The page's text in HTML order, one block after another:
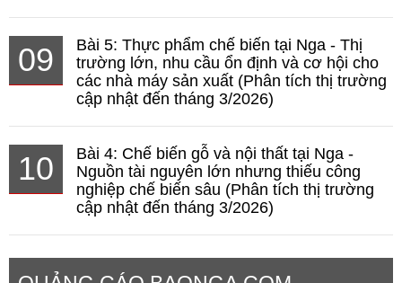
09
Bài 5: Thực phẩm chế biến tại Nga - Thị
trường lớn, nhu cầu ổn định và cơ hội cho
các nhà máy sản xuất (Phân tích thị trường
cập nhật đến tháng 3/2026)
10
Bài 4: Chế biến gỗ và nội thất tại Nga -
Nguồn tài nguyên lớn nhưng thiếu công
nghiệp chế biến sâu (Phân tích thị trường
cập nhật đến tháng 3/2026)